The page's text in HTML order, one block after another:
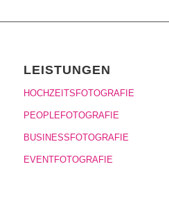
LEISTUNGEN
HOCHZEITSFOTOGRAFIE
PEOPLEFOTOGRAFIE
BUSINESSFOTOGRAFIE
EVENTFOTOGRAFIE